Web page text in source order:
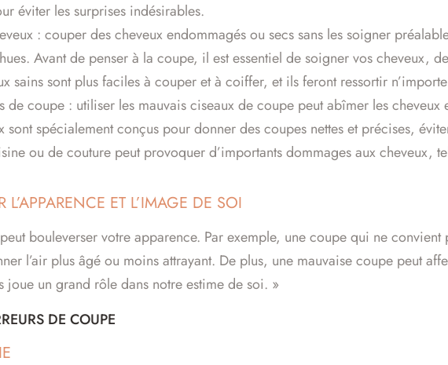
éviter les surprises indésirables.
: couper des cheveux endommagés ou secs sans les soigner
Avant de penser à la coupe, il est essentiel de soigner vos cheveux,
sains sont plus faciles à couper et à coiffer, et ils feront ressortir
de coupe : utiliser les mauvais ciseaux de coupe peut abîmer les cheveux
spécialement conçus pour donner des coupes nettes et précises,
ou de couture peut provoquer d’importants dommages aux cheveux,
L’APPARENCE ET L’IMAGE DE SOI
bouleverser votre apparence. Par exemple, une coupe qui ne
l’air plus âgé ou moins attrayant. De plus, une mauvaise coupe peut
joue un grand rôle dans notre estime de soi. »
DE COUPE